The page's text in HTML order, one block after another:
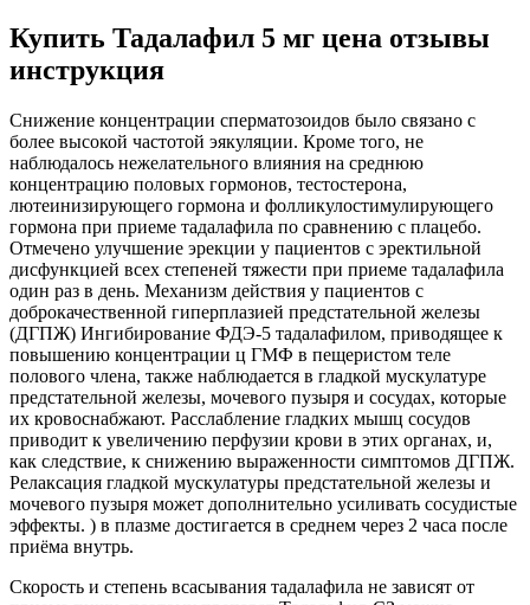
Купить Тадалафил 5 мг цена отзывы
инструкция
Снижение концентрации сперматозоидов было связано с
более высокой частотой эякуляции. Кроме того, не
наблюдалось нежелательного влияния на среднюю
концентрацию половых гормонов, тестостерона,
лютеинизирующего гормона и фолликулостимулирующего
гормона при приеме тадалафила по сравнению с плацебо.
Отмечено улучшение эрекции у пациентов с эректильной
дисфункцией всех степеней тяжести при приеме тадалафила
один раз в день. Механизм действия у пациентов с
доброкачественной гиперплазией предстательной железы
(ДГПЖ) Ингибирование ФДЭ-5 тадалафилом, приводящее к
повышению концентрации ц ГМФ в пещеристом теле
полового члена, также наблюдается в гладкой мускулатуре
предстательной железы, мочевого пузыря и сосудах, которые
их кровоснабжают. Расслабление гладких мышц сосудов
приводит к увеличению перфузии крови в этих органах, и,
как следствие, к снижению выраженности симптомов ДГПЖ.
Релаксация гладкой мускулатуры предстательной железы и
мочевого пузыря может дополнительно усиливать сосудистые
эффекты. ) в плазме достигается в среднем через 2 часа после
приёма внутрь.
Скорость и степень всасывания тадалафила не зависят от